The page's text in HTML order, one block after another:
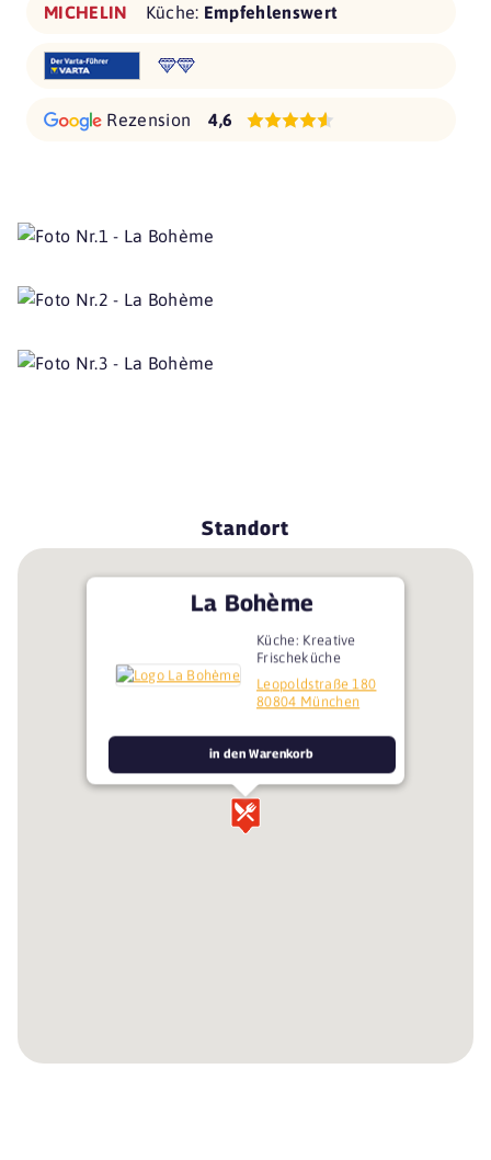
MICHELIN Küche: Empfehlenswert
Rezension 4,6
Standort
La Bohème
Küche: Kreative
Frischeküche
Leopoldstraße 180
80804 München
in den Warenkorb